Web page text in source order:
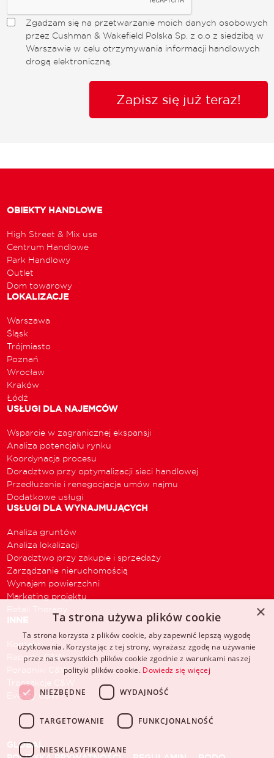
Zgadzam się na przetwarzanie moich danych osobowych
przez Cushman & Wakefield Polska Sp. z o.o z siedzibą w
Warszawie w celu otrzymywania informacji handlowych
drogą elektroniczną.
Zapisz się już teraz!
OBIEKTY HANDLOWE
High Street & Mix use
Centrum Handlowe
Park Handlowy
Outlet
Dom towarowy
LOKALIZACJE
Warszawa
Śląsk
Trójmiasto
Poznań
Wrocław
Kraków
Łódź
USŁUGI DLA NAJEMCÓW
Wsparcie w zagranicznej ekspansji
Analiza potencjału rynku
Koordynacja procesu
Doradztwo przy optymalizacji sieci handlowej
Przedłużenie i renegocjacja umów najmu
Dodatkowe usługi
USŁUGI DLA WYNAJMUJĄCYCH
Analiza gruntów
Analiza lokalizacji
Doradztwo przy zakupie i sprzedaży
Zarządzanie nieruchomością
Wynajem powierzchni
Marketing projektu
Retail Therapy
INNE
Kontakt
Raporty C&W
Poradniki C&W
Transakcje C&W
Eventy C&W
GLOBAL
×
Ta strona używa plików cookie
Ta strona korzysta z plików cookie, aby zapewnić lepszą wygodę
użytkowania. Korzystając z tej strony, wyrażasz zgodę na używanie
przez nas wszystkich plików cookie zgodnie z warunkami naszej
polityki plików cookie. Dowiedz się więcej
NIEZBĘDNE WYDAJNOŚĆ
TARGETOWANIE FUNKCJONALNOŚĆ
NIESKLASYFIKOWANE